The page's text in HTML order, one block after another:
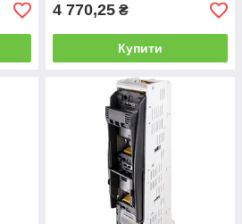
4 770,25 ₴
Купити